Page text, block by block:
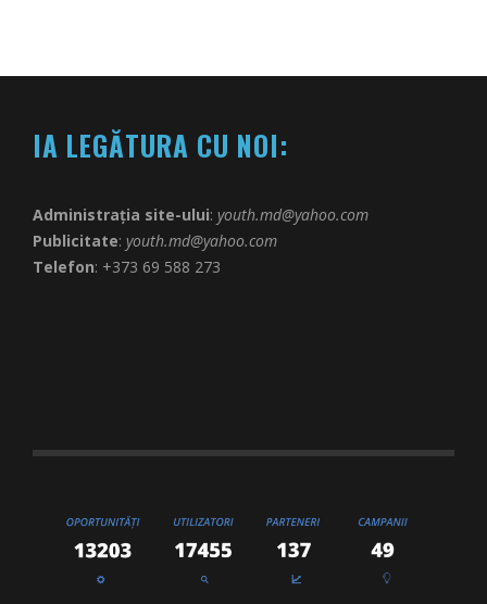
IA LEGĂTURA CU NOI:
Administrația site-ului: youth.md@yahoo.com
Publicitate: youth.md@yahoo.com
Telefon: +373 69 588 273